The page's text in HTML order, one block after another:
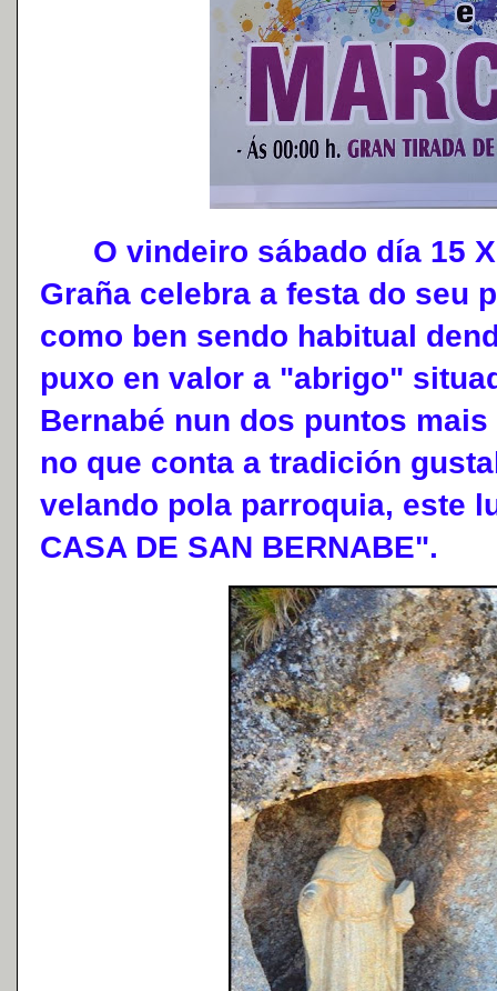
O vindeiro sábado día 15
Graña celebra a festa do seu
como ben sendo habitual
puxo en valor a "abrigo"
Bernabé nun dos puntos
no que conta a tradición
velando pola parroquia, este
CASA DE SAN BERNABE".